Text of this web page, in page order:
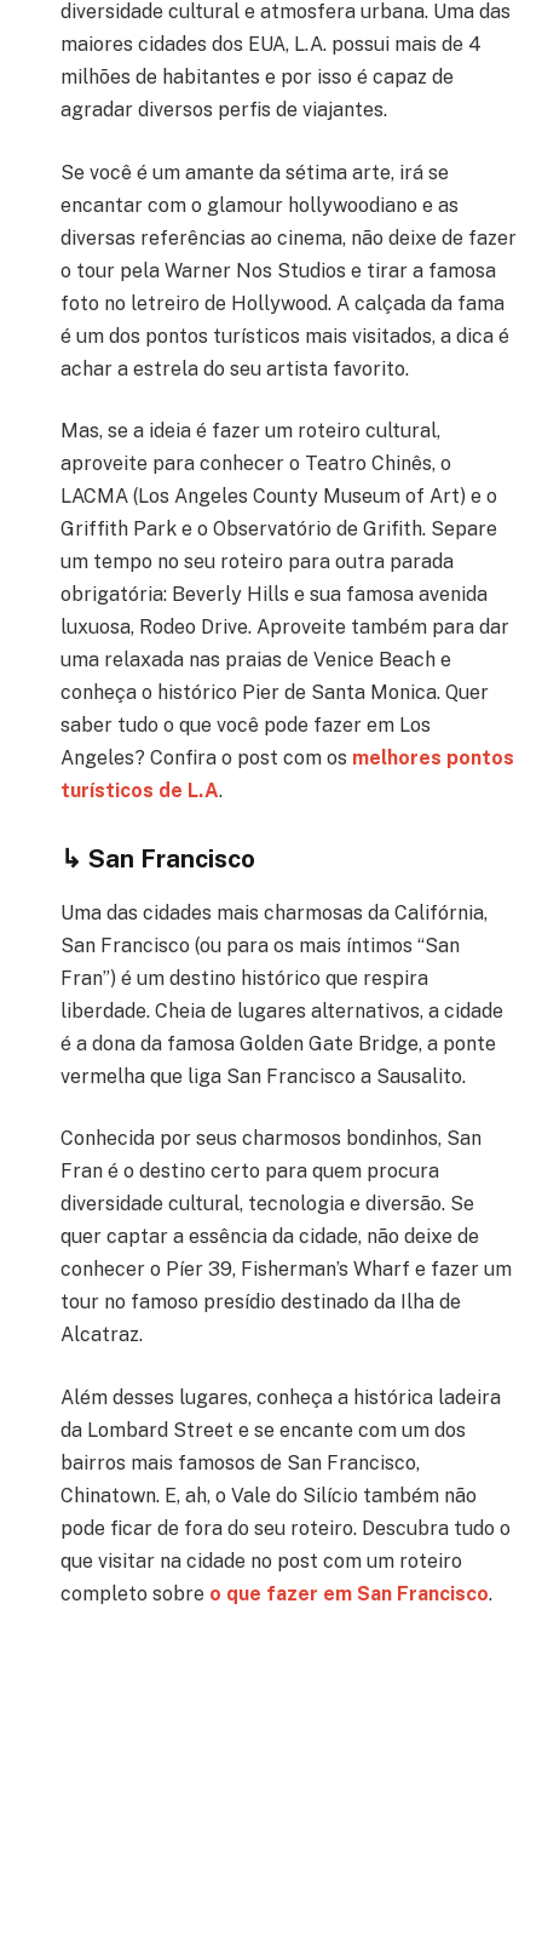
diversidade cultural e atmosfera urbana. Uma das
maiores cidades dos EUA, L.A. possui mais de 4
milhões de habitantes e por isso é capaz de
agradar diversos perfis de viajantes.
Se você é um amante da sétima arte, irá se
encantar com o glamour hollywoodiano e as
diversas referências ao cinema, não deixe de fazer
o tour pela Warner Nos Studios e tirar a famosa
foto no letreiro de Hollywood. A calçada da fama
é um dos pontos turísticos mais visitados, a dica é
achar a estrela do seu artista favorito.
Mas, se a ideia é fazer um roteiro cultural,
aproveite para conhecer o Teatro Chinês, o
LACMA (Los Angeles County Museum of Art) e o
Griffith Park e o Observatório de Grifith. Separe
um tempo no seu roteiro para outra parada
obrigatória: Beverly Hills e sua famosa avenida
luxuosa, Rodeo Drive. Aproveite também para dar
uma relaxada nas praias de Venice Beach e
conheça o histórico Pier de Santa Monica. Quer
saber tudo o que você pode fazer em Los
Angeles? Confira o post com os melhores pontos
turísticos de L.A.
↳ San Francisco
Uma das cidades mais charmosas da Califórnia,
San Francisco (ou para os mais íntimos “San
Fran”) é um destino histórico que respira
liberdade. Cheia de lugares alternativos, a cidade
é a dona da famosa Golden Gate Bridge, a ponte
vermelha que liga San Francisco a Sausalito.
Conhecida por seus charmosos bondinhos, San
Fran é o destino certo para quem procura
diversidade cultural, tecnologia e diversão. Se
quer captar a essência da cidade, não deixe de
conhecer o Píer 39, Fisherman’s Wharf e fazer um
tour no famoso presídio destinado da Ilha de
Alcatraz.
Além desses lugares, conheça a histórica ladeira
da Lombard Street e se encante com um dos
bairros mais famosos de San Francisco,
Chinatown. E, ah, o Vale do Silício também não
pode ficar de fora do seu roteiro. Descubra tudo o
que visitar na cidade no post com um roteiro
completo sobre o que fazer em San Francisco.